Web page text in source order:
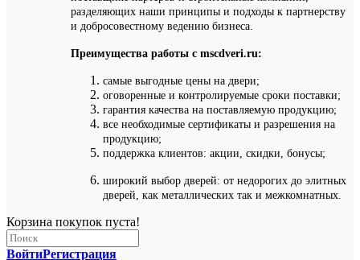
разделяющих наши принципы и подходы к партнерству
и добросовестному ведению бизнеса.
Преимущества работы с mscdveri.ru:
самые выгодные цены на двери;
оговоренные и контролируемые сроки поставки;
гарантия качества на поставляемую продукцию;
все необходимые сертификаты и разрешения на
продукцию;
поддержка клиентов: акции, скидки, бонусы;
широкий выбор дверей: от недорогих до элитных
дверей, как металлических так и межкомнатных.
Корзина покупок пуста!
ВойтиРегистрация